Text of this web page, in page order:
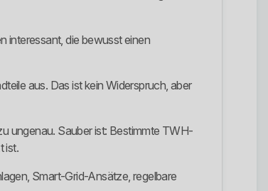
interessant, die bewusst einen
aus. Das ist kein Widerspruch, aber
ungenau. Sauber ist: Bestimmte TWH-
ist.
Smart-Grid-Ansätze, regelbare